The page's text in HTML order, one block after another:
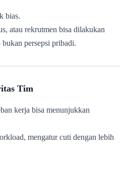
bias.
atau rekrutmen bisa dilakukan
persepsi pribadi.
Tim
kerja bisa menunjukkan
mengatur cuti dengan lebih